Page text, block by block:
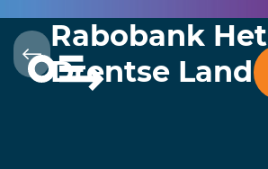
Rabobank Het
Drentse Land